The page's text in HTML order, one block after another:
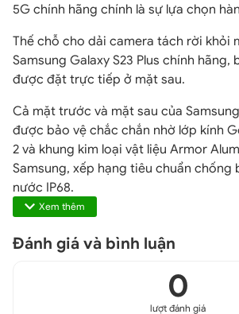
5G chính hãng chính là sự lựa chọn
Thế chỗ cho dải camera tách rời khỏi
Samsung Galaxy S23 Plus chính hãng,
được đặt trực tiếp ở mặt sau.
Cả mặt trước và mặt sau của
được bảo vệ chắc chắn nhờ lớp kính
2 và khung kim loại vật liệu Armor
Samsung, xếp hạng tiêu chuẩn chống
nước IP68.
Xem thêm
Đánh giá và bình luận
0
lượt đánh giá